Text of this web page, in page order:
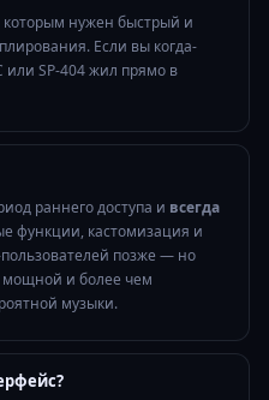
нужен быстрый и
Если вы когда-
или SP-404 жил прямо в
раннего доступа и всегда
функции, кастомизация и
позже — но
мощной и более чем
музыки.